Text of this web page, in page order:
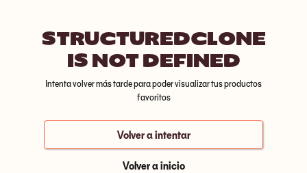
STRUCTUREDCLONE
IS NOT DEFINED
Intenta volver más tarde para poder visualizar tus productos
favoritos
Volver a intentar
Volver a inicio